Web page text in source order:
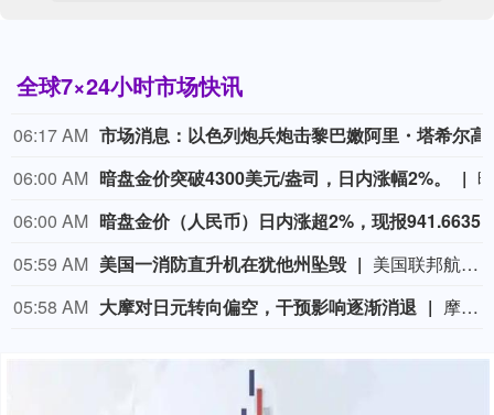
全球7×24小时市场快讯
06:17 AM
06:00 AM 暗盘金价突破4300美元/盎司，日内涨幅2%。
06:00 AM
05:59 AM 美国一消防直升机在犹他州坠毁
美国联邦航空局当地时间8月7日证实，一架西科斯基S-64直升机当天在犹他州里奇菲尔德一处野火现场附近作业时坠毁，机上两名乘员目前状况不明。（央视新闻）
05:58 AM 大摩对日元转向偏空，干预影响逐渐消退 摩根士丹利外汇策略师对日元转向偏空，他们认为，随着事实证明美日当局支撑日元汇率的措施效果短暂，日元将逐步走弱。当局联手支撑日元仅短暂提振了日元需求，并未扭转其长期下行趋势。因此，策略师在维持中性立场的同时，转为偏空倾向。“除非再次联合干预汇市，否则我们预计美元/日元将逐步走高，”David Adams、Andrew Watrous和Molly Nickolin周五写道。